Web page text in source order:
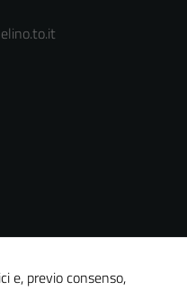
e, previo consenso,